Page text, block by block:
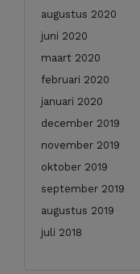
augustus 2020
juni 2020
maart 2020
februari 2020
januari 2020
december 2019
november 2019
oktober 2019
september 2019
augustus 2019
juli 2018